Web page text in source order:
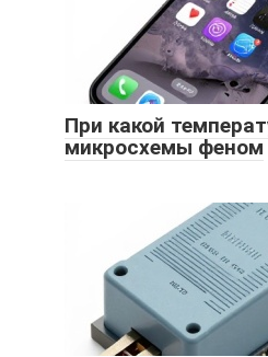
При какой
микросхемы феном